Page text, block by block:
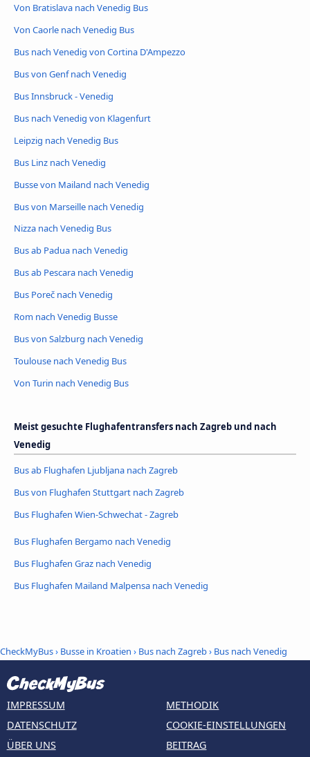
Von Bratislava nach Venedig Bus
Von Caorle nach Venedig Bus
Bus nach Venedig von Cortina D'Ampezzo
Bus von Genf nach Venedig
Bus Innsbruck - Venedig
Bus nach Venedig von Klagenfurt
Leipzig nach Venedig Bus
Bus Linz nach Venedig
Busse von Mailand nach Venedig
Bus von Marseille nach Venedig
Nizza nach Venedig Bus
Bus ab Padua nach Venedig
Bus ab Pescara nach Venedig
Bus Poreč nach Venedig
Rom nach Venedig Busse
Bus von Salzburg nach Venedig
Toulouse nach Venedig Bus
Von Turin nach Venedig Bus
Meist gesuchte Flughafentransfers nach Zagreb und nach
Venedig
Bus ab Flughafen Ljubljana nach Zagreb
Bus von Flughafen Stuttgart nach Zagreb
Bus Flughafen Wien-Schwechat - Zagreb
Bus Flughafen Bergamo nach Venedig
Bus Flughafen Graz nach Venedig
Bus Flughafen Mailand Malpensa nach Venedig
CheckMyBus› Busse in Kroatien › Bus nach Zagreb› Bus nach Venedig
IMPRESSUM
DATENSCHUTZ
ÜBER UNS
METHODIK
COOKIE-EINSTELLUNGEN
BEITRAG